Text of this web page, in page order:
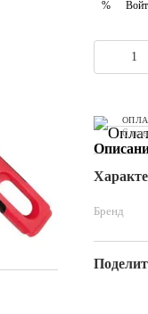
%
6
Бренд